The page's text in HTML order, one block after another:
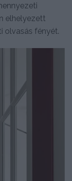
elhelyezett
olvasás fényét.